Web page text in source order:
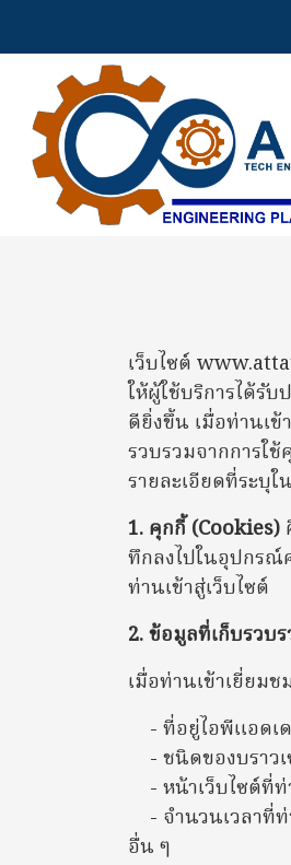
เว็บไซต์
ให้ผู้ใช้บริการได้รั
ดียิ่งขึ้น เมื่อท่านเข้
รวบรวมจากการใ
รายละเอียดที่ระบุ
1. คุกกี้ (Cookies)
ทึกลงไปในอุปกรณ์
ท่านเข้าสู่เว็บไซต์
2. ข้อมูลที่เก็บรวบ
เมื่อท่านเข้าเยี่ยม
- ที่อยู่ไอพีแอดเ
- ชนิดของบราว
- หน้าเว็บไซต์ที่ท่
- จำนวนเวลาที่ท่
อื่น ๆ